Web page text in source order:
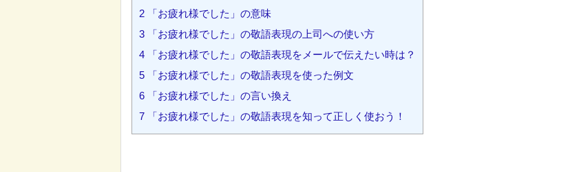
2 「お疲れ様でした」の意味
3 「お疲れ様でした」の敬語表現の上司への使い方
4 「お疲れ様でした」の敬語表現をメールで伝えたい時は？
5 「お疲れ様でした」の敬語表現を使った例文
6 「お疲れ様でした」の言い換え
7 「お疲れ様でした」の敬語表現を知って正しく使おう！